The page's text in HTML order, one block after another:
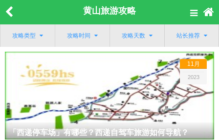
黄山旅游攻略
攻略类型 攻略时间 攻略天数 站长推荐
「西递停车场」有哪些？西递自驾车旅游如何导航？
11月
2023